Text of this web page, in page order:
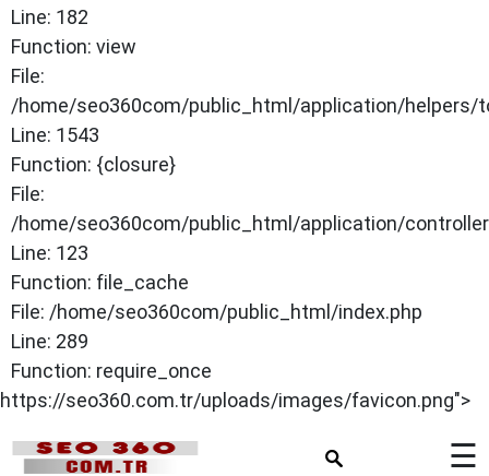
Line: 182
Function: view
File:
/home/seo360com/public_html/application/helpers/
Line: 1543
Function: {closure}
File:
/home/seo360com/public_html/application/
Line: 123
Function: file_cache
File: /home/seo360com/public_html/index.php
Line: 289
Function: require_once
https://seo360.com.tr/uploads/images/favicon.png">
☰